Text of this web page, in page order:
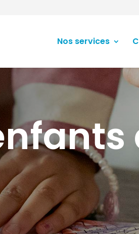
Nos services